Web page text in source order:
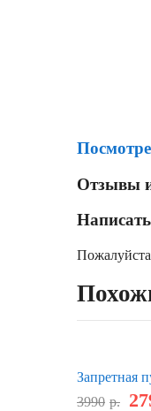
Отзывы
Пожалуйста
Запретная
3990 р.